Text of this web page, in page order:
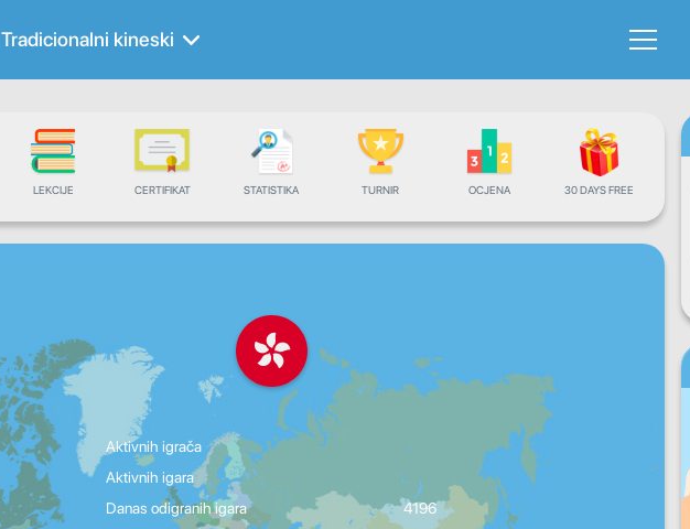
Tradicionalni kineski
LEKCIJE CERTIFIKAT STATISTIKA TURNIR OCJENA 30 DAYS FREE
Aktivnih igrača
Aktivnih igara
Danas odigranih igara
4196